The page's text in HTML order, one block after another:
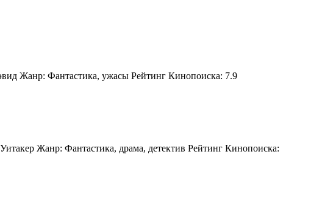
Жанр: Фантастика, ужасы Рейтинг Кинопоиска: 7.9
Жанр: Фантастика, драма, детектив Рейтинг Кинопоиска: